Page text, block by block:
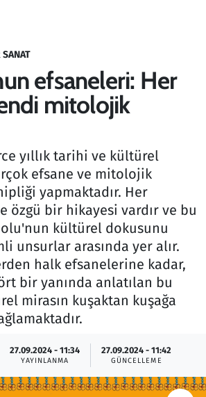
SANAT
efsaneleri: Her
mitolojik
yıllık tarihi ve kültürel
efsane ve mitolojik
yapmaktadır. Her
özgü bir hikayesi vardır ve bu
kültürel dokusunu
unsurlar arasında yer alır.
halk efsanelerine kadar,
bir yanında anlatılan bu
mirasın kuşaktan kuşağa
27.09.2024 - 11:34
YAYINLANMA
27.09.2024 - 11:42
GÜNCELLEME